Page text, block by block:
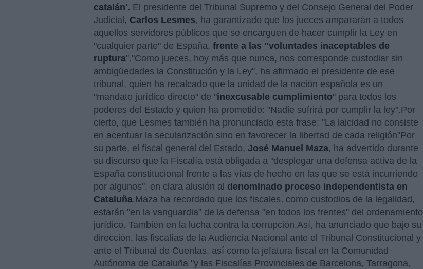
catalán'. El presidente del Tribunal Supremo y del Consejo General del Poder
Judicial, Carlos Lesmes, ha garantizado que los jueces ampararán a todos
aquellos servidores públicos que se encarguen de hacer cumplir la Ley en
"cualquier parte" de España, frente a las "voluntades inaceptables de
ruptura"."Como jueces, hoy más que nunca, nos corresponde custodiar sin
ambigüedades la Constitución y la Ley", ha afirmado el presidente de ese
tribunal, quien ha recalcado que la unidad de la nación española es un
"mandato jurídico directo" de "inexcusable cumplimiento" para todos los
poderes del Estado y quien ha prometido: "Nadie sufrirá por cumplir la ley".Por
cierto, que Lesmes también ha pronunciado esta frase: "La laicidad no consiste
en acentuar la secularización sino en favorecer la libertad de cada religión"Por
su parte, el fiscal general del Estado, José Manuel Maza, ha advertido durante
su discurso que la Fiscalía está obligada a "desplegar una defensa activa de la
España constitucional frente a las vías de hecho en las que se está incurriendo
por algunos", en clara alusión al denominado proceso independentista en
Cataluña.Maza ha recordado que los fiscales, como custodios de la legalidad,
estarán "en la vanguardia" de la defensa "en todos los frentes" del ordenamiento
jurídico. También en la lucha contra la corrupción.Así, ha anunciado que bajo su
dirección, las fiscalías de la Audiencia Nacional ante el Tribunal Constitucional y
ante el Tribunal de Cuentas, así como la jefatura fiscal en la Comunidad
Autónoma de Cataluña "y las Fiscalías Provinciales de Barcelona, Tarragona,